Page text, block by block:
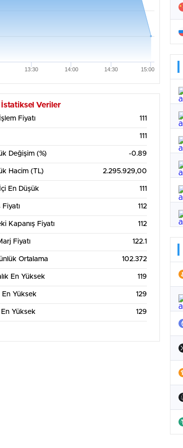
13:30 14:00 14:30 15:00
İstatiksel Veriler
Fiyatı 111
111
Değişim (%) -0.89
Hacim (TL) 2.295.929,00
En Düşük 111
Fiyatı 112
Kapanış Fiyatı 112
Fiyatı 122.1
Ortalama 102.372
En Yüksek 119
En Yüksek 129
En Yüksek 129